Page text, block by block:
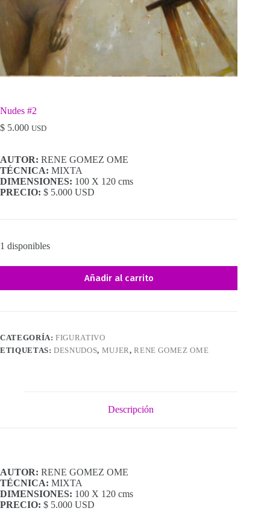
Nudes #2
$ 5.000 USD
AUTOR: RENE GOMEZ OME
TÉCNICA: MIXTA
DIMENSIONES: 100 X 120 cms
PRECIO: $ 5.000 USD
1 disponibles
Añadir al carrito
CATEGORÍA:FIGURATIVO
ETIQUETAS:DESNUDOS, MUJER,RENE GOMEZ OME
Descripción
AUTOR: RENE GOMEZ OME
TÉCNICA: MIXTA
DIMENSIONES: 100 X 120 cms
PRECIO: $ 5.000 USD